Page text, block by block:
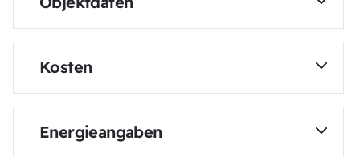
ID-02903
1959
Kosten
298.000 €
Energieangaben